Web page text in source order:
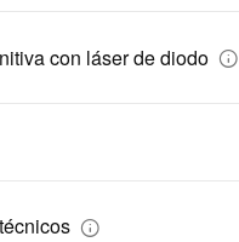
con láser de diodo